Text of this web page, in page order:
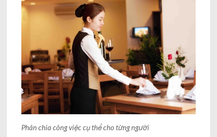
Phân chia công việc cụ thể cho từng người